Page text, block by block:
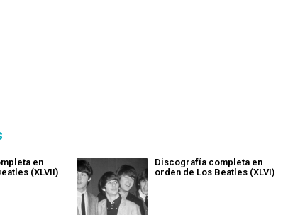
en
(XLVII)
Discografía completa en
orden de Los Beatles (XLVI)